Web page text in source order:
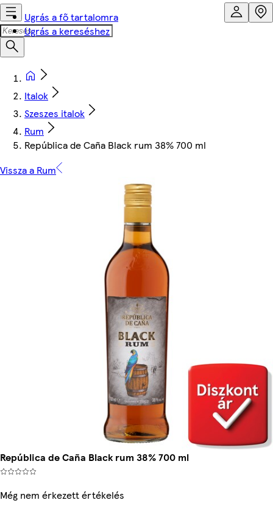
Ugrás a fő tartalomra
Ugrás a kereséshez
Italok
Szeszes italok
Rum
República de Caña Black rum 38% 700 ml
Vissza a Rum
República de Caña Black rum 38% 700 ml
Még nem érkezett értékelés